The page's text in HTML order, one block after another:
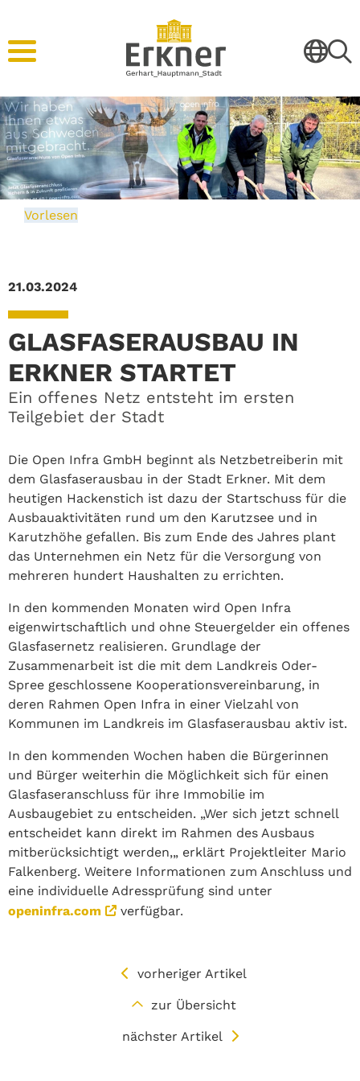
Vorlesen
21.03.2024
GLASFASERAUSBAU IN
ERKNER STARTET
Ein offenes Netz entsteht im ersten
Teilgebiet der Stadt
Die Open Infra GmbH beginnt als Netzbetreiberin mit
dem Glasfaserausbau in der Stadt Erkner. Mit dem
heutigen Hackenstich ist dazu der Startschuss für die
Ausbauaktivitäten rund um den Karutzsee und in
Karutzhöhe gefallen. Bis zum Ende des Jahres plant
das Unternehmen ein Netz für die Versorgung von
mehreren hundert Haushalten zu errichten.
In den kommenden Monaten wird Open Infra
eigenwirtschaftlich und ohne Steuergelder ein offenes
Glasfasernetz realisieren. Grundlage der
Zusammenarbeit ist die mit dem Landkreis Oder-
Spree geschlossene Kooperationsvereinbarung, in
deren Rahmen Open Infra in einer Vielzahl von
Kommunen im Landkreis im Glasfaserausbau aktiv ist.
In den kommenden Wochen haben die Bürgerinnen
und Bürger weiterhin die Möglichkeit sich für einen
Glasfaseranschluss für ihre Immobilie im
Ausbaugebiet zu entscheiden. „Wer sich jetzt schnell
entscheidet kann direkt im Rahmen des Ausbaus
mitberücksichtigt werden,„ erklärt Projektleiter Mario
Falkenberg. Weitere Informationen zum Anschluss und
eine individuelle Adressprüfung sind unter
openinfra.com
verfügbar.
vorheriger Artikel
zur Übersicht
nächster Artikel